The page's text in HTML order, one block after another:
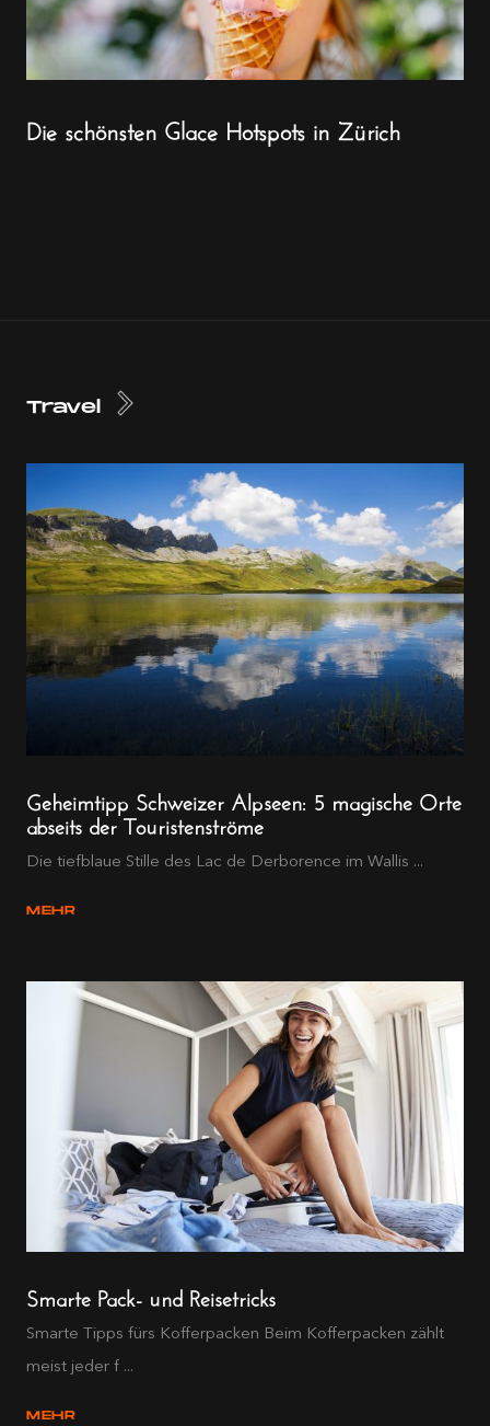
Die schönsten Glace Hotspots in Zürich
Travel
Geheimtipp Schweizer Alpseen: 5 magische Orte
abseits der Touristenströme
Die tiefblaue Stille des Lac de Derborence im Wallis ...
MEHR
Smarte Pack- und Reisetricks
Smarte Tipps fürs Kofferpacken Beim Kofferpacken zählt
meist jeder f ...
MEHR